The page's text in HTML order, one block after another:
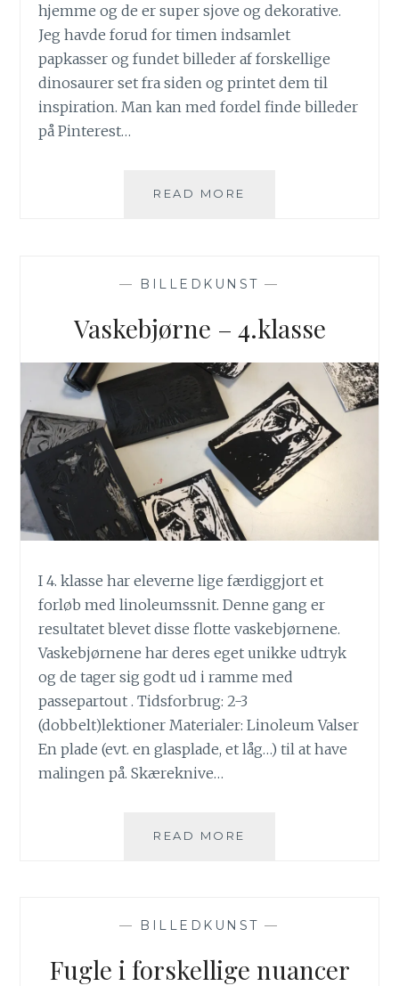
hjemme og de er super sjove og dekorative.
Jeg havde forud for timen indsamlet
papkasser og fundet billeder af forskellige
dinosaurer set fra siden og printet dem til
inspiration. Man kan med fordel finde billeder
på Pinterest…
READ MORE
— BILLEDKUNST —
Vaskebjørne – 4.klasse
I 4. klasse har eleverne lige færdiggjort et
forløb med linoleumssnit. Denne gang er
resultatet blevet disse flotte vaskebjørnene.
Vaskebjørnene har deres eget unikke udtryk
og de tager sig godt ud i ramme med
passepartout . Tidsforbrug: 2-3
(dobbelt)lektioner Materialer: Linoleum Valser
En plade (evt. en glasplade, et låg…) til at have
malingen på. Skæreknive…
READ MORE
— BILLEDKUNST —
Fugle i forskellige nuancer